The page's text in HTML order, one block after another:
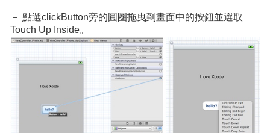
－ 點選clickButton旁的圓圈拖曳到畫面中的按鈕並選取
Touch Up Inside。